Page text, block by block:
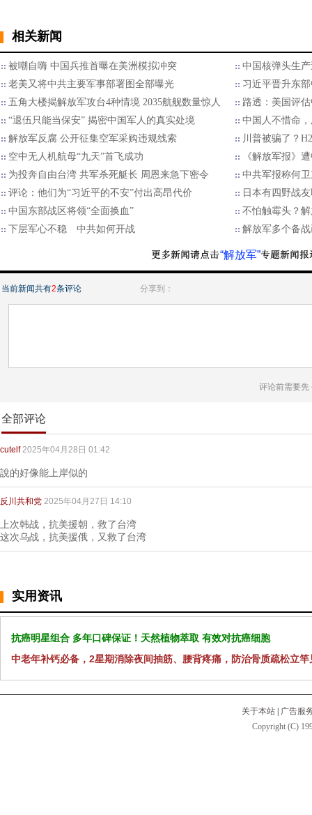
相关新闻
被嘲自嗨 中国兵推首曝在美洲模拟冲突
中国核弹头生
老美又将中共主要军事部署图全部曝光
习近平晋升东
五角大楼揭解放军攻台4种情境 2035航舰数量惊人
路透：美国评
“退伍只能当保安” 揭密中国军人的真实处境
中国人不惜命
解放军反腐 公开征集空军采购违规线索
川普被骗了？
空中无人机航母“九天”首飞成功
《解放军报》
为投奔自由台湾 共军杀死艇长 周恩来急下密令
中共军报称何
评论：他们为“习近平的不安”付出高昂代价
日本有四野战
中国东部战区将领“全面换血”
不怕触霉头？
下层军心不稳 中共如何开战
解放军多个备
“解放军”
当前新闻共有2条评论 分享到：
评论前需要先
全部评论
cutelf 2025年04月28日 01:42
說的好像能上岸似的
反川共和党 2025年04月27日 14:10
上次韩战，抗美援朝，救了台湾
这次乌战，抗美援俄，又救了台湾
实用资讯
抗癌明星组合 多年口碑保证！天然植物萃取 有效对抗癌细胞
中老年补钙必备，2星期消除夜间抽筋、腰背疼痛，防治骨质疏松立竿
关于本站
广告服
Copyright (C)